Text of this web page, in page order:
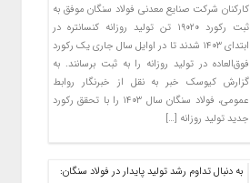
کارکنان شرکت صنایع معدنی فولاد سنگان موفق به
ثبت رکورد ۱۹۰۲۰ تن تولید روزانه کنسانتره در
ابتدای ۱۴۰۳ شدند تا در اوایل سال جاری یک رکورد
فوق‌العاده در تولید روزانه را به ثبت برسانند. به
گزارش کیوسک خبر به نقل از خبرنگار روابط
عمومی، فولاد سنگان سال ۱۴۰۳ را با تحقق رکورد
جدید تولید روزانه […]
به دنبال تداوم رشد تولید پایدار در فولاد سنگان: